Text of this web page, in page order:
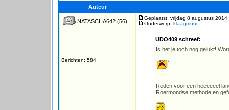
Auteur
NATASCHA642 (56)
Berichten: 584
Geplaatst: vrijdag 8 augustus
Onderwerp: klaagmuur
UDO409 schreef:
Is het je toch nog gelukt!
Reden voor een heeeeeel
Roermondse methode en